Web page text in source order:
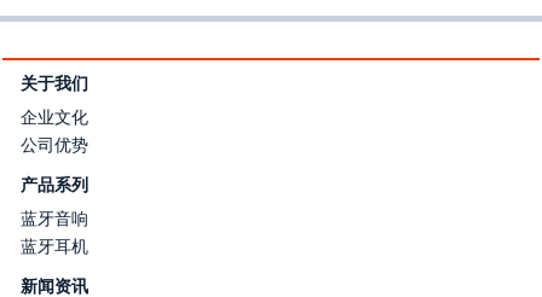
关于我们
企业文化
公司优势
产品系列
蓝牙音响
蓝牙耳机
新闻资讯